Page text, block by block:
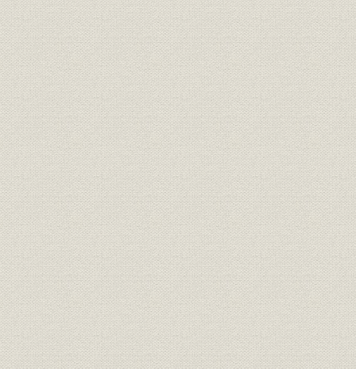
役員 東京銀行協会歴代副会長 昭和20年
役員
全国銀行協会連合会・東京銀行
協会創立五十周年時役員
平成7年度